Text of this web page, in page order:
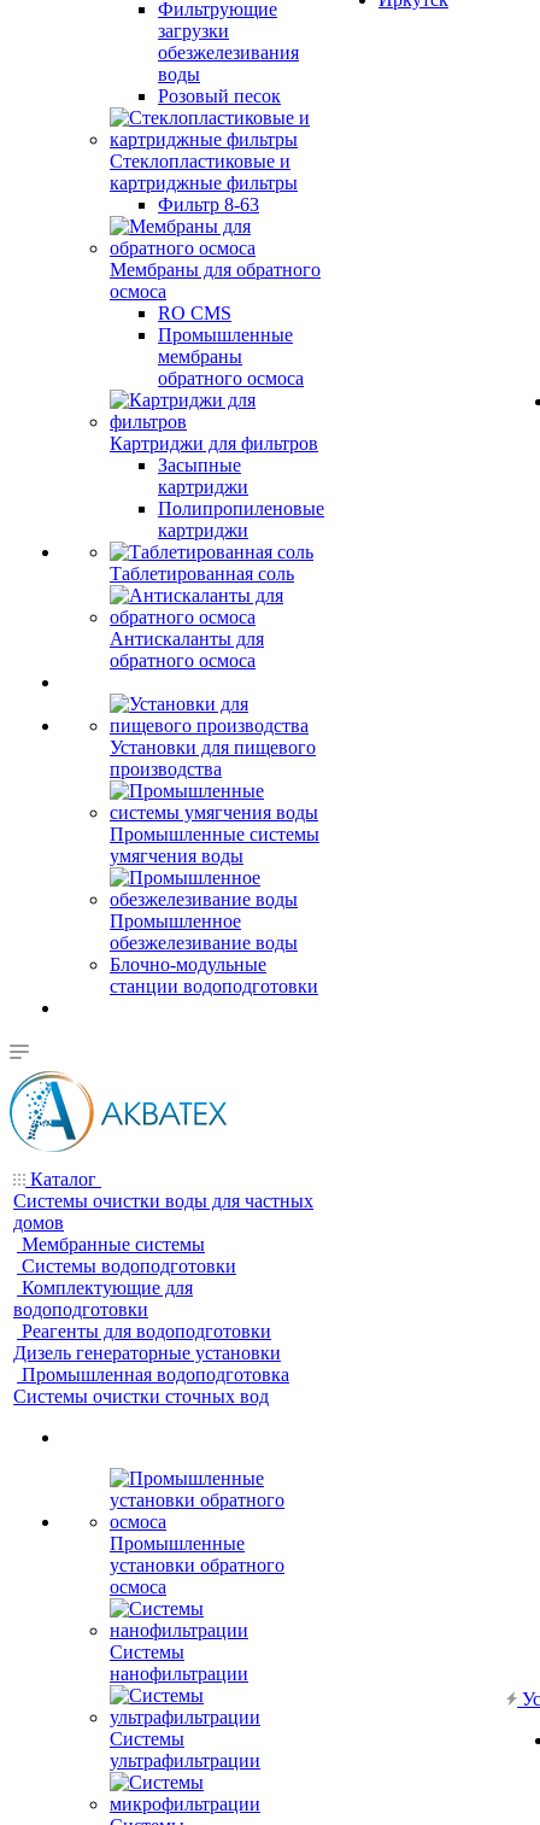
Фильтрующие
загрузки
обезжелезивания
воды
Розовый песок
Стеклопластиковые и
картриджные фильтры
Фильтр 8-63
Мембраны для обратного
осмоса
RO CMS
Промышленные
мембраны
обратного осмоса
Картриджи для фильтров
Засыпные
картриджи
Полипропиленовые
картриджи
Таблетированная соль
Антискаланты для
обратного осмоса
Установки для пищевого
производства
Промышленные системы
умягчения воды
Промышленное
обезжелезивание воды
Блочно-модульные
станции водоподготовки
Каталог
Системы очистки воды для частных
домов
Мембранные системы
Системы водоподготовки
Комплектующие для
водоподготовки
Реагенты для водоподготовки
Дизель генераторные установки
Промышленная водоподготовка
Системы очистки сточных вод
Промышленные
установки обратного
осмоса
Системы
нанофильтрации
Системы
ультрафильтрации